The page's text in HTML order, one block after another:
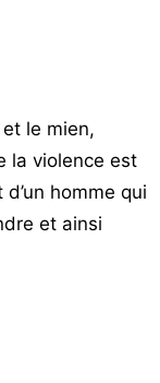
le mien,
la violence est
homme qui
et ainsi